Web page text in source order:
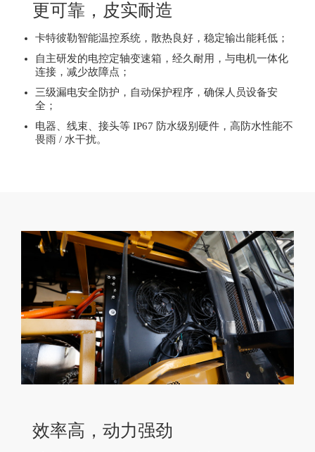
更可靠，皮实耐造
卡特彼勒智能温控系统，散热良好，稳定输出能耗低；
自主研发的电控定轴变速箱，经久耐用，与电机一体化
连接，减少故障点；
三级漏电安全防护，自动保护程序，确保人员设备安
全；
电器、线束、接头等 IP67 防水级别硬件，高防水性能不
畏雨 / 水干扰。
效率高，动力强劲